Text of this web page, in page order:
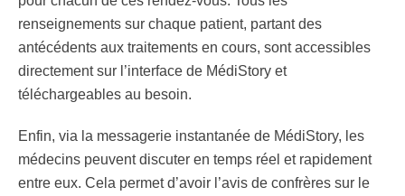
renseignements sur chaque patient, partant des
antécédents aux traitements en cours, sont accessibles
directement sur l’interface de MédiStory et
téléchargeables au besoin.
Enfin, via la messagerie instantanée de MédiStory, les
médecins peuvent discuter en temps réel et rapidement
entre eux. Cela permet d’avoir l’avis de confrères sur le